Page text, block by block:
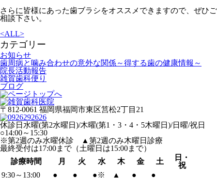
さらに皆様にあった歯ブラシをオススメできますので、ぜひご
相談下さい。
<ALL>
カテゴリー
お知らせ
歯周病と噛み合わせの意外な関係～得する歯の健康情報～
院長活動報告
雑賀歯科便り
ブログ
〒812-0061 福岡県福岡市東区筥松2丁目21
休診日 水曜(第2水曜日)/木曜(第1・3・4・5木曜日)/日曜/祝日
○14:00～15:30
※第2週のみ水曜休診 ▲ 第2週のみ木曜日診療
最終受付は17:00まで（土曜日は15:00まで）
診療時間
月 火 水 木 金 土
日・
祝
9:30～13:00
● ● ●※ ▲ ●
●